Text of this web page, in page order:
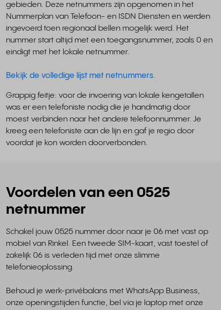
gebieden. Deze netnummers zijn opgenomen in het
Nummerplan van Telefoon- en ISDN Diensten en werden
ingevoerd toen regionaal bellen mogelijk werd. Het
nummer start altijd met een toegangsnummer, zoals 0 en
eindigt met het lokale netnummer.
Bekijk de volledige lijst met netnummers.
Grappig feitje: voor de invoering van lokale kengetallen
was er een telefoniste nodig die je handmatig door
moest verbinden naar het andere telefoonnummer. Je
kreeg een telefoniste aan de lijn en gaf je regio door
voordat je kon worden doorverbonden.
Voordelen van een 0525
netnummer
Schakel jouw 0525 nummer door naar je 06 met vast op
mobiel van Rinkel. Een tweede SIM-kaart, vast toestel of
zakelijk 06 is verleden tijd met onze slimme
telefonieoplossing.
Behoud je werk-privébalans met WhatsApp Business,
onze openingstijden functie, bel via je laptop met onze